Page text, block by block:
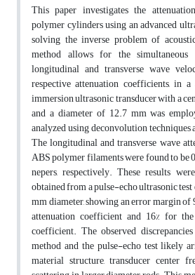
This paper investigates the
polymer cylinders using an advanced
solving the inverse problem of
method allows for the simultaneous
longitudinal and transverse wave
respective attenuation coefficients, in
immersion ultrasonic transducer with a
and a diameter of 12.7 mm was
analyzed using deconvolution
The longitudinal and transverse wave
ABS polymer filaments were found to be
nepers, respectively. These results
obtained from a pulse-echo ultrasonic
mm diameter, showing an error margin
attenuation coefficient and 16% for
coefficient. The observed
method and the pulse-echo test likely
material structure, transducer center